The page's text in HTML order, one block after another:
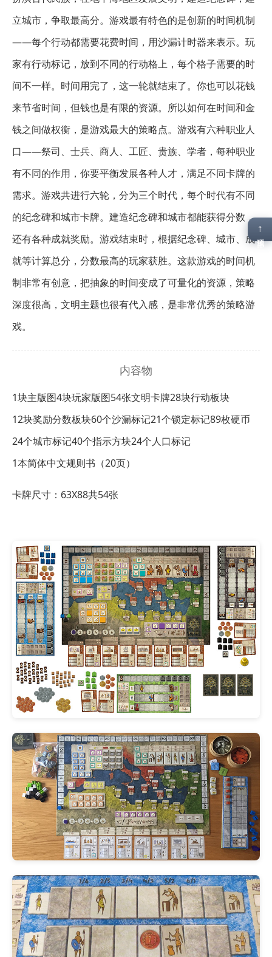
立城市，争取最高分。游戏最有特色的是创新的时间机制
——每个行动都需要花费时间，用沙漏计时器来表示。玩
家有行动标记，放到不同的行动格上，每个格子需要的时
间不一样。时间用完了，这一轮就结束了。你也可以花钱
来节省时间，但钱也是有限的资源。所以如何在时间和金
钱之间做权衡，是游戏最大的策略点。游戏有六种职业人
口——祭司、士兵、商人、工匠、贵族、学者，每种职业
有不同的作用，你要平衡发展各种人才，满足不同卡牌的
需求。游戏共进行六轮，分为三个时代，每个时代有不同
的纪念碑和城市卡牌。建造纪念碑和城市都能获得分数，
还有各种成就奖励。游戏结束时，根据纪念碑、城市、成
就等计算总分，分数最高的玩家获胜。这款游戏的时间机
制非常有创意，把抽象的时间变成了可量化的资源，策略
深度很高，文明主题也很有代入感，是非常优秀的策略游
戏。
内容物
1块主版图4块玩家版图54张文明卡牌28块行动板块
12块奖励分数板块60个沙漏标记21个锁定标记89枚硬币
24个城市标记40个指示方块24个人口标记
1本简体中文规则书（20页）
卡牌尺寸：63X88共54张
↑